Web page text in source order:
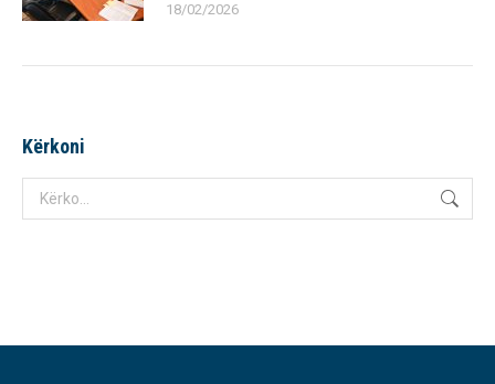
18/02/2026
Kërkoni
Search: